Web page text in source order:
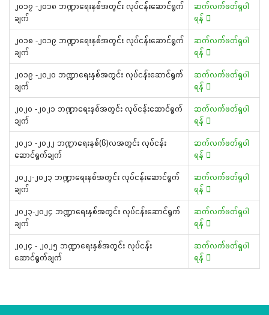
၂၀၁၇ -၂၀၁၈ ဘဏ္ဍာရေးနှစ်အတွင်း လုပ်ငန်းဆောင်ရွက်
ချက်
ဆက်လက်ဖတ်ရှုပါ
ရန်
၂၀၁၈ -၂၀၁၉ ဘဏ္ဍာရေးနှစ်အတွင်း လုပ်ငန်းဆောင်ရွက်
ချက်
ဆက်လက်ဖတ်ရှုပါ
ရန်
၂၀၁၉ -၂၀၂၀ ဘဏ္ဍာရေးနှစ်အတွင်း လုပ်ငန်းဆောင်ရွက်
ချက်
ဆက်လက်ဖတ်ရှုပါ
ရန်
၂၀၂၀ -၂၀၂၁ ဘဏ္ဍာရေးနှစ်အတွင်း လုပ်ငန်းဆောင်ရွက်
ချက်
ဆက်လက်ဖတ်ရှုပါ
ရန်
၂၀၂၁ -၂၀၂၂ ဘဏ္ဍာရေးနှစ်(၆)လအတွင်း လုပ်ငန်း
ဆောင်ရွက်ချက်
ဆက်လက်ဖတ်ရှုပါ
ရန်
၂၀၂၂-၂၀၂၃ ဘဏ္ဍာရေးနှစ်အတွင်း လုပ်ငန်းဆောင်ရွက်
ချက်
ဆက်လက်ဖတ်ရှုပါ
ရန်
၂၀၂၃-၂၀၂၄ ဘဏ္ဍာရေးနှစ်အတွင်း လုပ်ငန်းဆောင်ရွက်
ချက်
ဆက်လက်ဖတ်ရှုပါ
ရန်
၂၀၂၄ - ၂၀၂၅ ဘဏ္ဍာရေးနှစ်အတွင်း လုပ်ငန်း
ဆောင်ရွက်ချက်
ဆက်လက်ဖတ်ရှုပါ
ရန်